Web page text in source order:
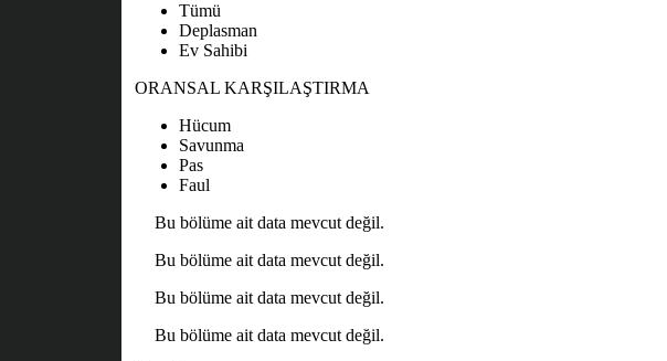
Tümü
Deplasman
Ev Sahibi
ORANSAL KARŞILAŞTIRMA
Hücum
Savunma
Pas
Faul
Bu bölüme ait data mevcut değil.
Bu bölüme ait data mevcut değil.
Bu bölüme ait data mevcut değil.
Bu bölüme ait data mevcut değil.